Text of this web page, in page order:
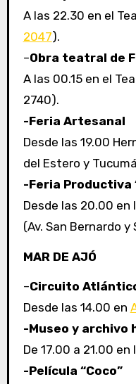
A las 22.30 en el
2047).
–Obra teatral de
A las 00.15 en el
2740).
-Feria Artesanal
Desde las 19.00
del Estero y
-Feria Productiva
Desde las 20.00 en
(Av. San Bernardo
MAR DE AJÓ
–Circuito
Desde las 14.00 en
-Museo y archivo
De 17.00 a 21.00 en
-Película “Coco”